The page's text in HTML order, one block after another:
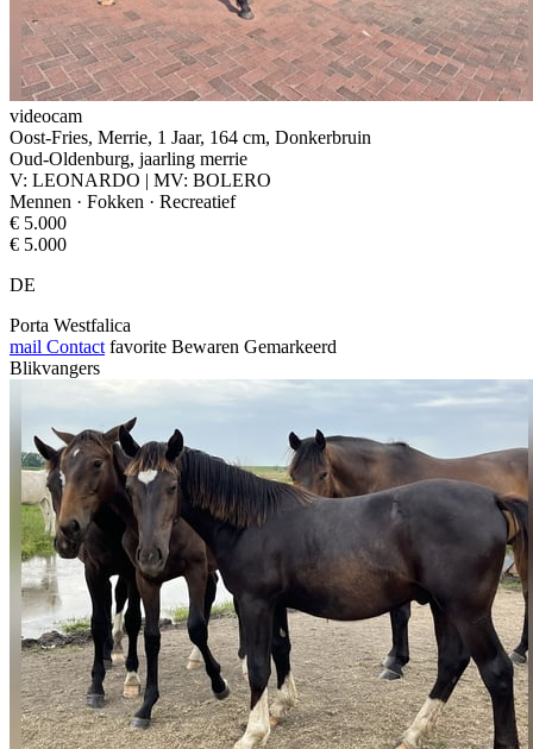
videocam
Oost-Fries, Merrie, 1 Jaar, 164 cm, Donkerbruin
Oud-Oldenburg, jaarling merrie
V: LEONARDO | MV: BOLERO
Mennen · Fokken · Recreatief
€ 5.000
€ 5.000
DE
Porta Westfalica
mail Contact favorite Bewaren Gemarkeerd
Blikvangers